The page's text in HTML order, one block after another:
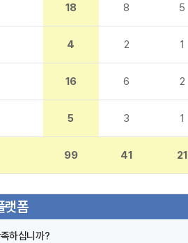
18 8 5
4 2 1
16 6 2
5 3 1
99 41 21
랫폼
하십니까?